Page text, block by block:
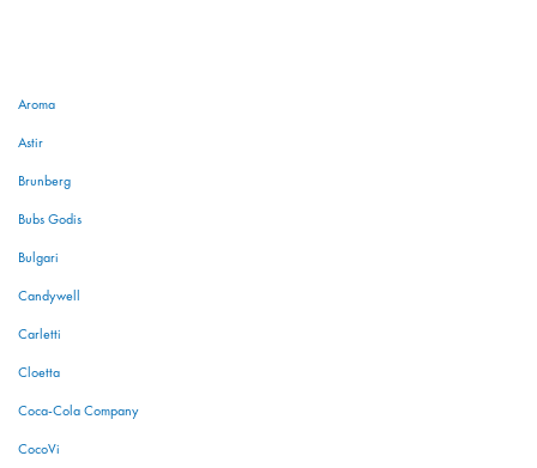
Aroma
Astir
Brunberg
Bubs Godis
Bulgari
Candywell
Carletti
Cloetta
Coca-Cola Company
CocoVi